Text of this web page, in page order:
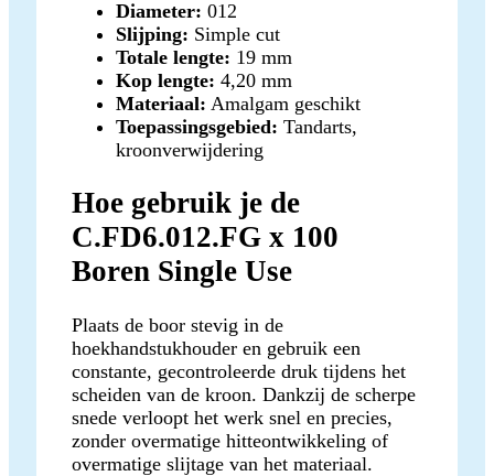
Diameter: 012
Slijping: Simple cut
Totale lengte: 19 mm
Kop lengte: 4,20 mm
Materiaal: Amalgam geschikt
Toepassingsgebied: Tandarts,
kroonverwijdering
Hoe gebruik je de
C.FD6.012.FG x 100
Boren Single Use
Plaats de boor stevig in de
hoekhandstukhouder en gebruik een
constante, gecontroleerde druk tijdens het
scheiden van de kroon. Dankzij de scherpe
snede verloopt het werk snel en precies,
zonder overmatige hitteontwikkeling of
overmatige slijtage van het materiaal.